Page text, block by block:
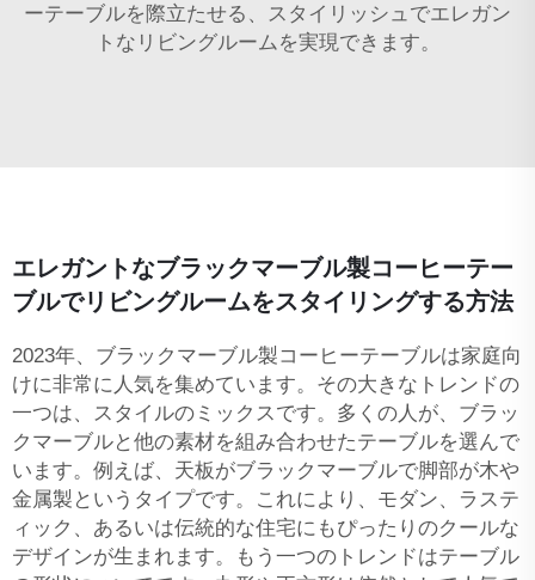
ーテーブルを際立たせる、スタイリッシュでエレガン
トなリビングルームを実現できます。
エレガントなブラックマーブル製コーヒーテー
ブルでリビングルームをスタイリングする方法
2023年、ブラックマーブル製コーヒーテーブルは家庭向
けに非常に人気を集めています。その大きなトレンドの
一つは、スタイルのミックスです。多くの人が、ブラッ
クマーブルと他の素材を組み合わせたテーブルを選んで
います。例えば、天板がブラックマーブルで脚部が木や
金属製というタイプです。これにより、モダン、ラステ
ィック、あるいは伝統的な住宅にもぴったりのクールな
デザインが生まれます。もう一つのトレンドはテーブル